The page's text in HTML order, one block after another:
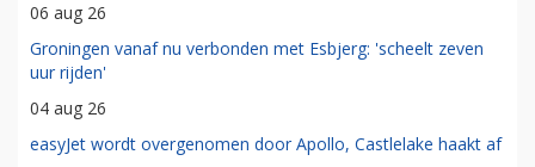
06 aug 26
Groningen vanaf nu verbonden met Esbjerg: 'scheelt zeven
uur rijden'
04 aug 26
easyJet wordt overgenomen door Apollo, Castlelake haakt af